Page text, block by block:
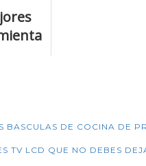
BASCULAS DE COCINA DE
TV LCD QUE NO DEBES